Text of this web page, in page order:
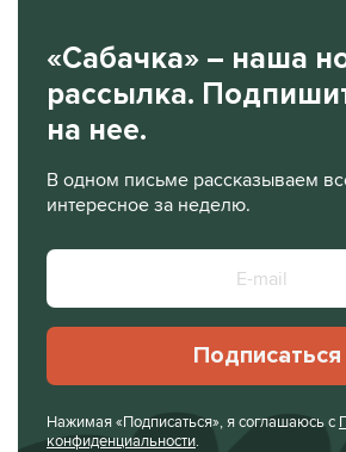
«Сабачка» – наша
рассылка.
на нее.
В одном письме рассказываем
интересное за неделю.
Подписаться
Нажимая «Подписаться», я соглашаюсь с
конфиденциальности.